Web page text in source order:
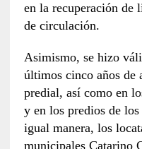
en la recuperación de
de circulación.
Asimismo, se hizo
últimos cinco años de
predial, así como en
y en los predios de
igual manera, los
municipales Catarino